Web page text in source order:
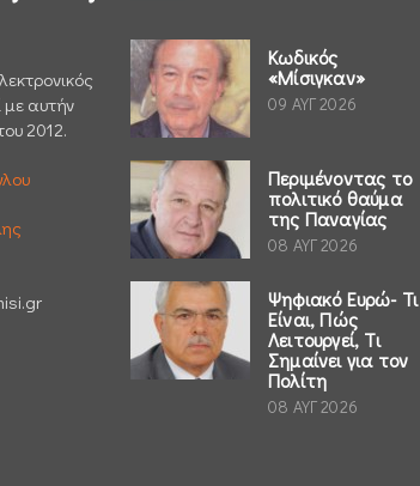
με αυτήν
2012.
Κωδικός
«Μίσιγκαν»
09 ΑΥΓ 2026
Περιμένοντας το
πολιτικό θαύμα
της Παναγίας
08 ΑΥΓ 2026
Ψηφιακό Ευρώ- Τι
Είναι, Πώς
Λειτουργεί, Τι
Σημαίνει για τον
Πολίτη
08 ΑΥΓ 2026